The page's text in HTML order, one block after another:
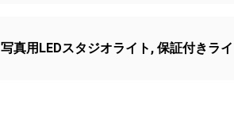
写真用LEDスタジオライト , 保証付きラ